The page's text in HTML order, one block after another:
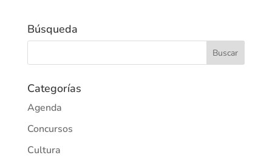
Búsqueda
Categorías
Agenda
Concursos
Cultura